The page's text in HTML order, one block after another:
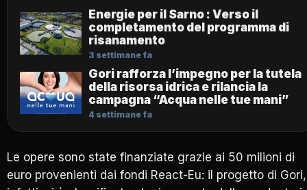
Energie per il Sarno : Verso il
completamento del programma di
risanamento
3 settimane fa
Gori rafforza l’impegno per la tutela
della risorsa idrica e rilancia la
campagna “Acqua nelle tue mani”
4 settimane fa
Le opere sono state finanziate grazie ai 50 milioni di
euro provenienti dai fondi React-Eu: il progetto di Gori,